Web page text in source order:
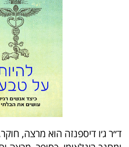
ד״ר ג׳ו דיספנזה הוא מרצה,